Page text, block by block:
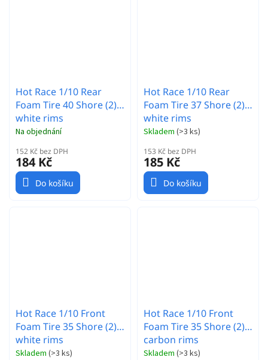
Hot Race 1/10 Rear
Foam Tire 40 Shore (2) -
white rims
Na objednání
152 Kč bez DPH
184 Kč
Do košíku
Hot Race 1/10 Rear
Foam Tire 37 Shore (2) -
white rims
Skladem (>3 ks)
153 Kč bez DPH
185 Kč
Do košíku
Hot Race 1/10 Front
Foam Tire 35 Shore (2) -
white rims
Skladem (>3 ks)
Hot Race 1/10 Front
Foam Tire 35 Shore (2) -
carbon rims
Skladem (>3 ks)